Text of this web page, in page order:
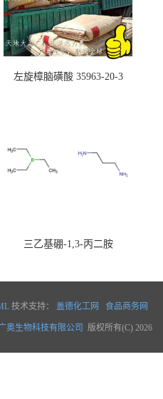
左旋樟脑磺酸 35963-20-3
三乙基硼-1,3-丙二胺
技术支持： 盖德化工网 食品商务网
奥生物科技有限公司 版权所有(C) 2026